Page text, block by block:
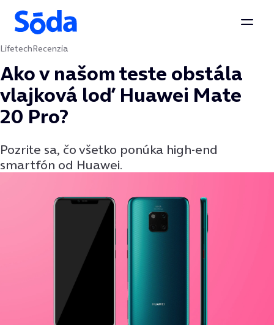
Preskočiť na obsah
LifetechRecenzia
Ako v našom teste obstála
vlajková loď Huawei Mate
20 Pro?
Pozrite sa, čo všetko ponúka high-end
smartfón od Huawei.